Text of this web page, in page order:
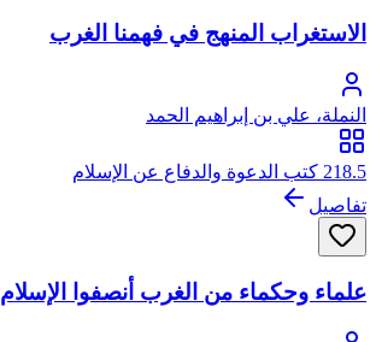
الاستغراب المنهج في فهمنا الغرب
النملة، علي بن إبراهيم الحمد
218.5 كتب الدعوة والدفاع عن الإسلام
تفاصيل
علماء وحكماء من الغرب أنصفوا الإسلام